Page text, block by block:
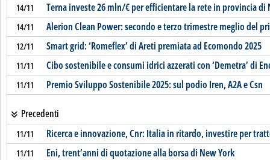
14/11 Terna investe 26 mln/€ per efficientare la rete in provincia di
14/11 Alerion Clean Power: secondo e terzo trimestre meglio del
12/11 Smart grid: ‘Romeflex’ di Areti premiata ad Ecomondo 2025
11/11 Cibo sostenibile e consumi idrici azzerati con ‘Demetra’ di
11/11 Premio Sviluppo Sostenibile 2025: sul podio Iren, A2A e Csn
Precedenti
11/11 Ricerca e innovazione, Cnr: Italia in ritardo, investire per
11/11 Eni, trent’anni di quotazione alla borsa di New York